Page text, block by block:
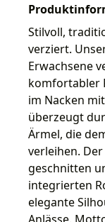
Stilvoll,
verziert.
Erwachsene
komfortabler
im Nacken
überzeugt
Ärmel, die
verleihen.
geschnitten
integrierten
elegante